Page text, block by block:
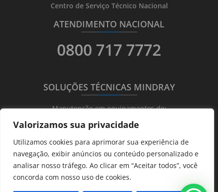
Valorizamos sua privacidade
Utilizamos cookies para aprimorar sua experiência de
navegação, exibir anúncios ou conteúdo personalizado e
analisar nosso tráfego. Ao clicar em “Aceitar todos”, você
concorda com nosso uso de cookies.
Centro de Serviço Técnico Nacional
ATENDIMENTO NACIONAL
_______________________
0800 717 7772
SOLUÇÕES TÉCNICAS MINDRAY
_______________________
Manutenção em equipamentos de:
Ultrassonografia
Ecocardiografia
Transdutores
Hematológicos